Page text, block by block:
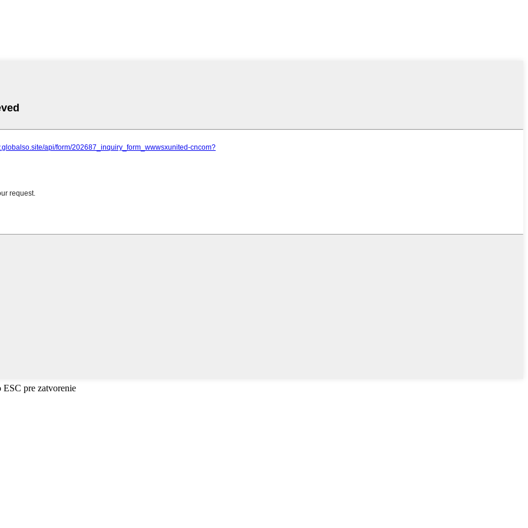
pre zatvorenie